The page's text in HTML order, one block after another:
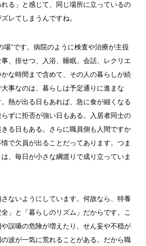
る」と感じて、同じ場所に立っているの
レてしまうんですね。
場”です。病院のように検査や治療が主役
、排せつ、入浴、睡眠、会話、レクリエ
な時間まで含めて、その人の暮らしが続
事なのは、暮らしは予定通りに進まな
熱が出る日もあれば、急に食が細くなる
ずに拒否が強い日もある。入居者同士の
る日もある。さらに職員側も人間ですか
で欠員が出ることだってあります。つま
、毎日が小さな綱渡りで成り立っていま
ないようにしています。何故なら、特養
」と「暮らしのリズム」だからです。こ
誤嚥の危険が増えたり、せん妄や不穏が
波が一気に荒れることがある。だから職